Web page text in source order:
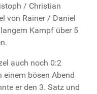
/ Christian
von Rainer / Daniel
Kampf über 5
auch noch 0:2
bösen Abend
er den 3. Satz und